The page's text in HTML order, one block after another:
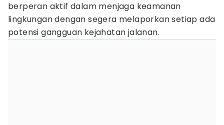
berperan aktif dalam menjaga keamanan
lingkungan dengan segera melaporkan setiap ada
potensi gangguan kejahatan jalanan.